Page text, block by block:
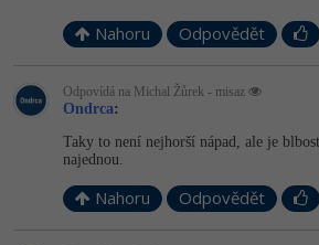
Nahoru Odpovědět
Odpovídá na Michal Žůrek - misaz
Ondrca:
Taky to není nejhorší nápad, ale je
najednou.
Nahoru Odpovědět